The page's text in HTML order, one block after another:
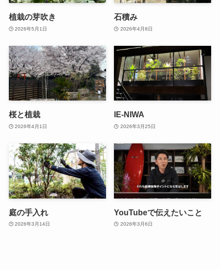
植栽の芽吹き
2026年5月1日
石積み
2026年4月8日
桜と植栽
2026年4月1日
IE-NIWA
2026年3月25日
庭の手入れ
2026年3月14日
YouTubeで伝えたいこと
2026年3月6日